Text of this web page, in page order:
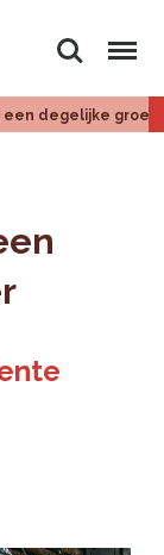
Search Menu
degelijke groei